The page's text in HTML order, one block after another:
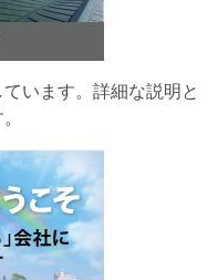
います。詳細な説明と